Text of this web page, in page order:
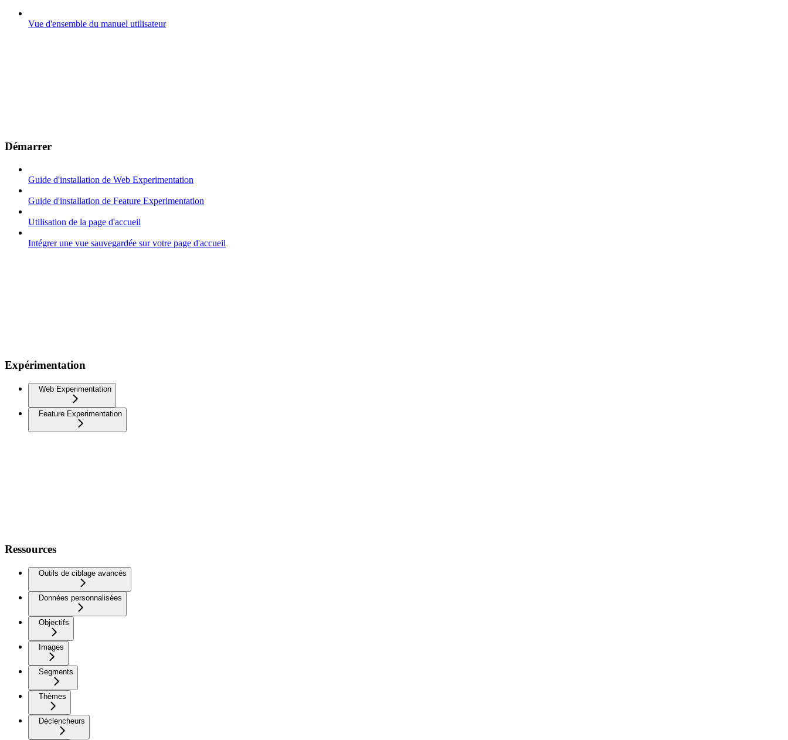
Vue d'ensemble du manuel utilisateur
Démarrer
Guide d'installation de Web Experimentation
Guide d'installation de Feature Experimentation
Utilisation de la page d'accueil
Intégrer une vue sauvegardée sur votre page d'accueil
Expérimentation
Web Experimentation
Feature Experimentation
Ressources
Outils de ciblage avancés
Données personnalisées
Objectifs
Images
Segments
Thèmes
Déclencheurs